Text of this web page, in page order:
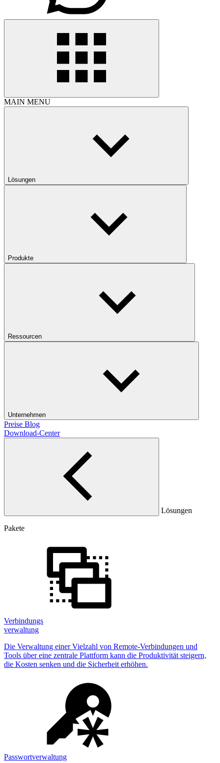
MAIN MENU
Lösungen
Produkte
Ressourcen
Unternehmen
Preise Blog
Download-Center
Lösungen
Pakete
Verbindungs
verwaltung
Die Verwaltung einer Vielzahl von Remote-Verbindungen und
Tools über eine zentrale Plattform kann die Produktivität steigern,
die Kosten senken und die Sicherheit erhöhen.
Passwortverwaltung